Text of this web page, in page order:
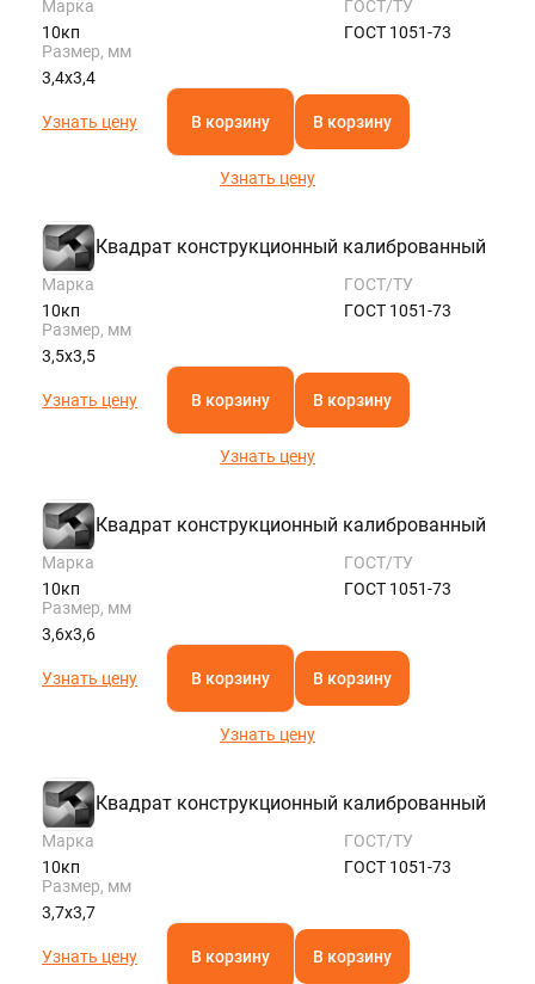
Марка
10кп
ГОСТ/ТУ
ГОСТ 1051-73
Размер, мм
3,4х3,4
Узнать цену В корзину В корзину
Узнать цену
Квадрат конструкционный калиброванный
Марка
10кп
ГОСТ/ТУ
ГОСТ 1051-73
Размер, мм
3,5х3,5
Узнать цену В корзину В корзину
Узнать цену
Квадрат конструкционный калиброванный
Марка
10кп
ГОСТ/ТУ
ГОСТ 1051-73
Размер, мм
3,6х3,6
Узнать цену В корзину В корзину
Узнать цену
Квадрат конструкционный калиброванный
Марка
10кп
ГОСТ/ТУ
ГОСТ 1051-73
Размер, мм
3,7х3,7
Узнать цену В корзину В корзину